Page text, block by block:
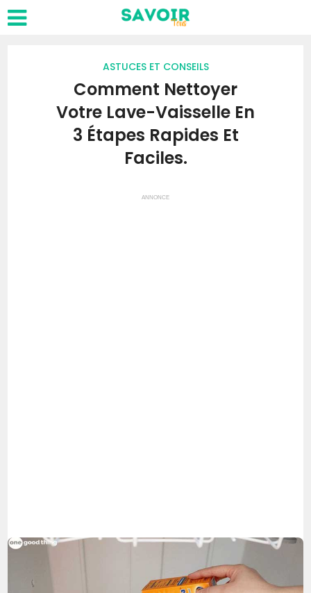
ASTUCES ET CONSEILS
Comment Nettoyer
Votre Lave-Vaisselle En
3 Étapes Rapides Et
Faciles.
ANNONCE